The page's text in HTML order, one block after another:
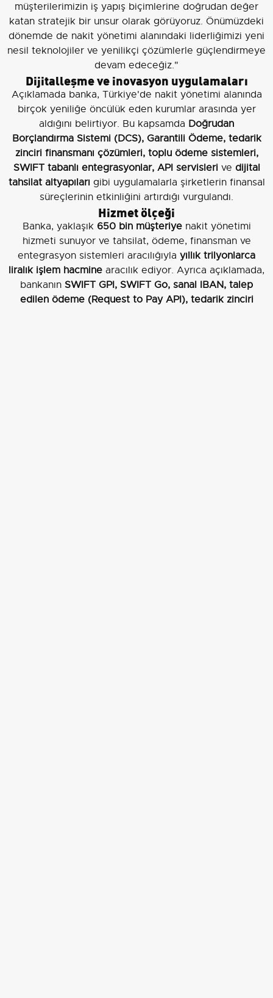
müşterilerimizin iş yapış biçimlerine doğrudan değer
katan stratejik bir unsur olarak görüyoruz. Önümüzdeki
dönemde de nakit yönetimi alanındaki liderliğimizi yeni
nesil teknolojiler ve yenilikçi çözümlerle güçlendirmeye
devam edeceğiz."
Dijitalleşme ve inovasyon uygulamaları
Açıklamada banka, Türkiye'de nakit yönetimi alanında
birçok yeniliğe öncülük eden kurumlar arasında yer
aldığını belirtiyor. Bu kapsamda Doğrudan
Borçlandırma Sistemi (DCS), Garantili Ödeme, tedarik
zinciri finansmanı çözümleri, toplu ödeme sistemleri,
SWIFT tabanlı entegrasyonlar, API servislerive dijital
tahsilat altyapıları gibi uygulamalarla şirketlerin finansal
süreçlerinin etkinliğini artırdığı vurgulandı.
Hizmet ölçeği
Banka, yaklaşık 650 bin müşteriyenakit yönetimi
hizmeti sunuyor ve tahsilat, ödeme, finansman ve
entegrasyon sistemleri aracılığıyla yıllık trilyonlarca
liralık işlem hacmine aracılık ediyor. Ayrıca açıklamada,
bankanın SWIFT GPI, SWIFT Go, sanal IBAN, talep
edilen ödeme (Request to Pay API), tedarik zinciri